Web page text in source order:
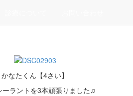
かなたくん【4さい】
ーラントを3本頑張りました♫